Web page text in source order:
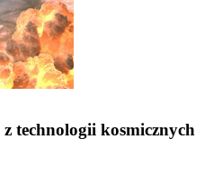
technologii kosmicznych